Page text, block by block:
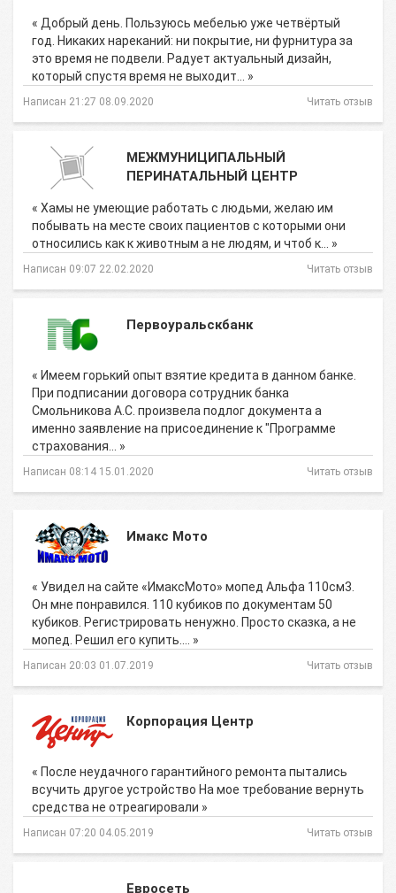
« Добрый день. Пользуюсь мебелью уже четвёртый
год. Никаких нареканий: ни покрытие, ни фурнитура за
это время не подвели. Радует актуальный дизайн,
который спустя время не выходит… »
Написан 21:27 08.09.2020 Читать отзыв
МЕЖМУНИЦИПАЛЬНЫЙ
ПЕРИНАТАЛЬНЫЙ ЦЕНТР
« Хамы не умеющие работать с людьми, желаю им
побывать на месте своих пациентов с которыми они
относились как к животным а не людям, и чтоб к… »
Написан 09:07 22.02.2020 Читать отзыв
Первоуральскбанк
« Имеем горький опыт взятие кредита в данном банке.
При подписании договора сотрудник банка
Смольникова А.С. произвела подлог документа а
именно заявление на присоединение к "Программе
страхования… »
Написан 08:14 15.01.2020 Читать отзыв
Имакс Мото
« Увидел на сайте «ИмаксМото» мопед Альфа 110см3.
Он мне понравился. 110 кубиков по документам 50
кубиков. Регистрировать ненужно. Просто сказка, а не
мопед. Решил его купить.… »
Написан 20:03 01.07.2019 Читать отзыв
Корпорация Центр
« После неудачного гарантийного ремонта пытались
всучить другое устройство На мое требование вернуть
средства не отреагировали »
Написан 07:20 04.05.2019 Читать отзыв
Евросеть